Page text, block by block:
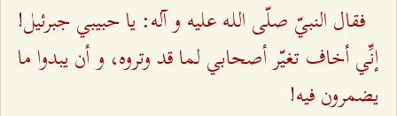
فقال النبيّ صلّى اللـه عليه و آله: يا حبيبي جبرئيل!
إنِّي أخاف تغيّر أصحابي لما قد وتروه، و أن يبدوا ما
يضمرون فيه!